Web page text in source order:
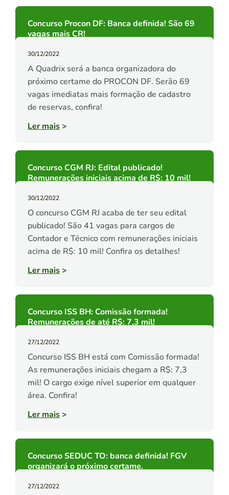
Concurso Procon DF: Banca definida! São 69
vagas mais CR!
30/12/2022
A Quadrix será a banca organizadora do
próximo certame do PROCON DF. Serão 69
vagas imediatas mais formação de cadastro
de reservas, confira!
Ler mais>
Concurso CGM RJ: Edital publicado!
Remunerações iniciais acima de R$: 10 mil!
30/12/2022
O concurso CGM RJ acaba de ter seu edital
publicado! São 41 vagas para cargos de
Contador e Técnico com remunerações iniciais
acima de R$: 10 mil! Confira os detalhes!
Ler mais>
Concurso ISS BH: Comissão formada!
Remunerações de até R$: 7,3 mil!
27/12/2022
Concurso ISS BH está com Comissão formada!
As remunerações iniciais chegam a R$: 7,3
mil! O cargo exige nível superior em qualquer
área. Confira!
Ler mais>
Concurso SEDUC TO: banca definida! FGV
organizará o próximo certame.
27/12/2022